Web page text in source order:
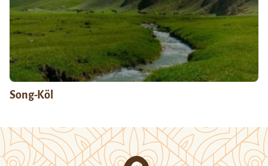
Song-Köl